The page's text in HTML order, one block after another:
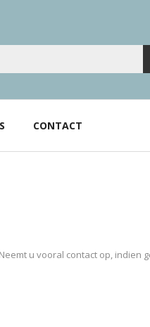
CONTACT
u vooral contact op, indien